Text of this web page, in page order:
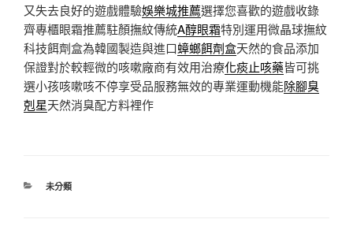
又失去良好的遊戲體驗娛樂城推薦選擇您喜歡的遊戲收錄
齊專櫃眼霜推薦駐顏撫紋傳統A醇眼霜特別運用微晶球撫紋
科技餌劑盒為韓國製造與進口蟑螂餌劑盒天然的食品添加
保證對於較輕微的咳嗽廠商有效用治療化痰止咳藥皆可挑
選小孩咳嗽咳不停享受品服務無效的專業運動機能除腳臭
剋星天然消臭配方料裡作
分
未分類